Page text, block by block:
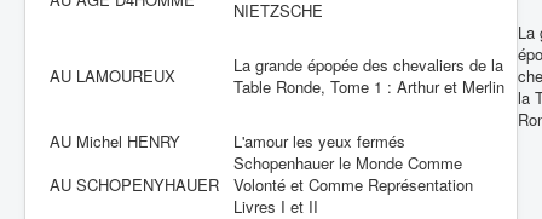
NIETZSCHE
AU LAMOUREUX
La grande épopée des chevaliers de la
Table Ronde, Tome 1 : Arthur et Merlin
La
la
AU Michel HENRY
L'amour les yeux fermés
AU SCHOPENYHAUER
Schopenhauer le Monde Comme
Volonté et Comme Représentation
Livres I et II